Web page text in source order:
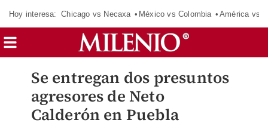
Hoy interesa: Chicago vs Necaxa México vs Colombia América vs
Se entregan dos presuntos
agresores de Neto
Calderón en Puebla